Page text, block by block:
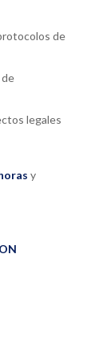
de
legales
y